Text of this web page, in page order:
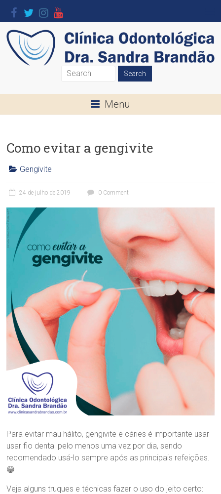
Skip
content
Odontológica
Dra.
Brandão
O
Sorriso
a
nossa
maior
Paixão!
Menu
Como evitar a gengivite
n
i
c
a
O
o
ó
.
S
a
d
r
a
B
r
a
Gengivite
24 de julho de 2019 0 Comment
Para evitar mau hálito, gengivite e cáries é importante usar
usar fio dental pelo menos uma vez por dia, sendo
recomendado usá-lo sempre após as principais refeições.
😁
Veja alguns truques e técnicas fazer o uso do jeito certo: